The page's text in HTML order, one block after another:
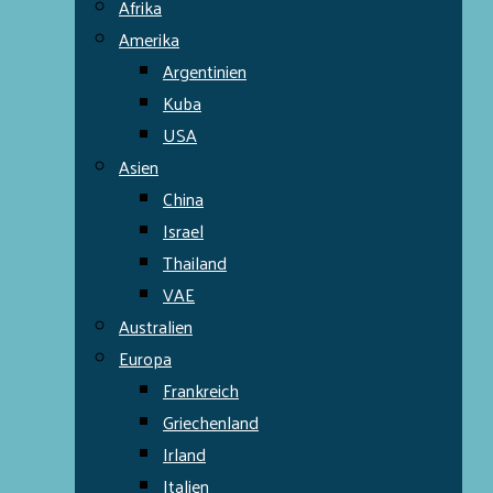
Afrika
Amerika
Argentinien
Kuba
USA
Asien
China
Israel
Thailand
VAE
Australien
Europa
Frankreich
Griechenland
Irland
Italien